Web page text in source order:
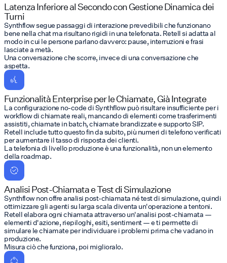
Latenza Inferiore al Secondo con Gestione Dinamica dei
Turni
Synthflow segue passaggi di interazione prevedibili che funzionano
bene nella chat ma risultano rigidi in una telefonata. Retell si adatta al
modo in cui le persone parlano davvero: pause, interruzioni e frasi
lasciate a metà.
Una conversazione che scorre, invece di una conversazione che
aspetta.
Funzionalità Enterprise per le Chiamate, Già Integrate
La configurazione no-code di Synthflow può risultare insufficiente per i
workflow di chiamate reali, mancando di elementi come trasferimenti
assistiti, chiamate in batch, chiamate brandizzate e supporto SIP.
Retell include tutto questo fin da subito, più numeri di telefono verificati
per aumentare il tasso di risposta dei clienti.
La telefonia di livello produzione è una funzionalità, non un elemento
della roadmap.
Analisi Post-Chiamata e Test di Simulazione
Synthflow non offre analisi post-chiamata né test di simulazione, quindi
ottimizzare gli agenti su larga scala diventa un'operazione a tentoni.
Retell elabora ogni chiamata attraverso un'analisi post-chiamata —
elementi d'azione, riepiloghi, esiti, sentiment — e ti permette di
simulare le chiamate per individuare i problemi prima che vadano in
produzione.
Misura ciò che funziona, poi miglioralo.